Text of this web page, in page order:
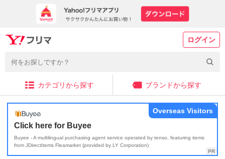
ログイン
カテゴリから探す ブランドから探す
Click here for Buyee
Buyee - A multilingual purchasing agent service operated by tenso, featuring items
from JDirectItems Fleamarket (provided by LY Corporation)
Overseas Visitors